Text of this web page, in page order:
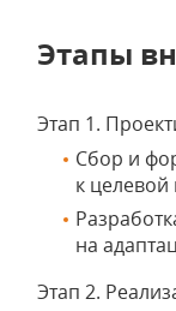
Этапы
Этап 1.
Сбор и
к
на
Этап 2.